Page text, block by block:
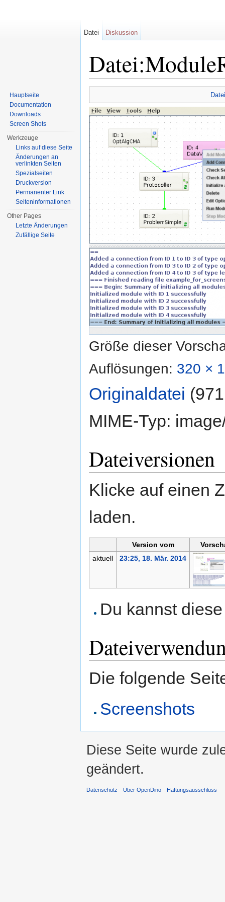
Größe dieser
Auflösungen: 320 ×
Originaldatei
MIME-Typ:
Dateiversionen
Klicke auf einen
laden.
Version vom
aktuell
23:25, 18. Mär. 2014
Du kannst
Die folgende
Screenshots
Datei Diskussion
Hauptseite
Documentation
Downloads
Screen Shots
Werkzeuge
Links auf diese Seite
Änderungen an
verlinkten Seiten
Spezialseiten
Druckversion
Permanenter Link
Seiten­informationen
Other Pages
Letzte Änderungen
Zufällige Seite
Diese Seite wurde
geändert.
Datenschutz Über OpenDino Haftungsausschluss